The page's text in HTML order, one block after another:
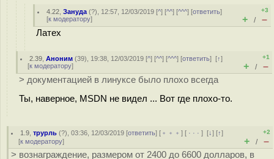
4.22 ,Зануда (?), 12:57, 12/03/2019 [^] [^^] [^^^] [ответить]
[к модератору]
+3
+ / –
Латех
2.39 ,Аноним (39), 19:38, 12/03/2019 [^] [^^] [^^^] [ответить][↑]
[к модератору]
+1
+ / –
> документацией в линуксе было плохо всегда
Ты, наверное, MSDN не видел ... Вот где плохо-то.
1.9 ,трурль (?), 03:36, 12/03/2019 [ответить] [ ﹢﹢﹢] [ · · ·][↓] [↑]
[к модератору]
+2
+ / –
> вознаграждение, размером от 2400 до 6600 долларов, в